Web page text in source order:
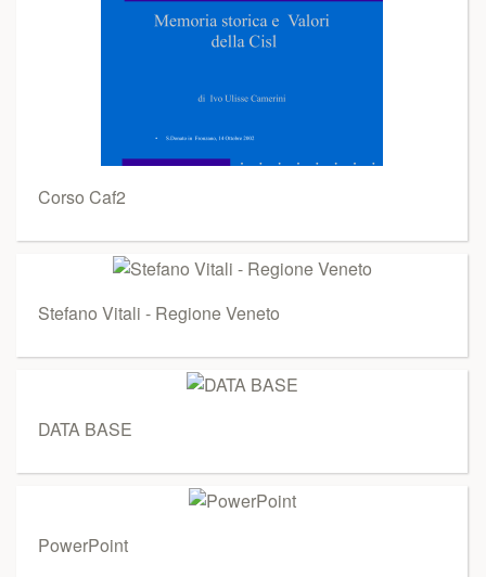
Corso Caf2
Stefano Vitali - Regione Veneto
DATA BASE
PowerPoint